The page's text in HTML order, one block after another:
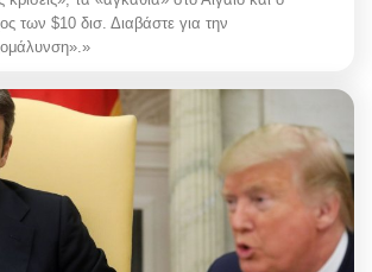
των $10 δισ. Διαβάστε για την